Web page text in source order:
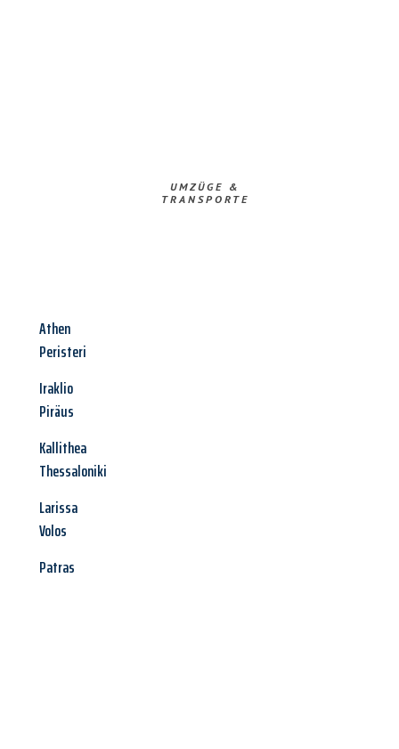
UMZÜGE &
TRANSPORTE
Athen
Peristeri
Iraklio
Piräus
Kallithea
Thessaloniki
Larissa
Volos
Patras